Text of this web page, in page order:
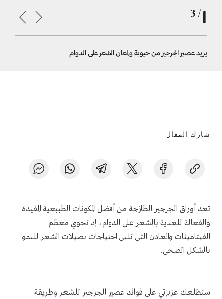
يزيد عصير الجرجير من حيوية ولمعان الشعر على الدوام
شارك المقال
تعد أوراق الجرجير الطازجة من أفضل المكونات الطبيعية المفيدة
والفعالة للعناية بالشعر على الدوام، إذ تحوي معظم
الفيتامينات والمعادن التي تلبي احتياجات بصيلات الشعر للنمو
بالشكل الصحي.
سنطلعك عزيزتي على فوائد عصير الجرجير للشعر وطريقة